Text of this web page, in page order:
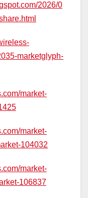
2026/0
marketglyph-
market-
market-
104032
market-
106837